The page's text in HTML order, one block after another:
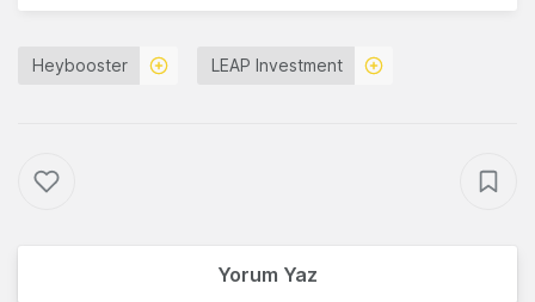
Heybooster LEAP Investment
Yorum Yaz